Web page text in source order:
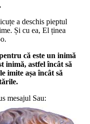
a deschis pieptul
Și cu ea, El ținea
că este un inimă
inimă, astfel încât să
imite așa încât să
mesajul Sau: